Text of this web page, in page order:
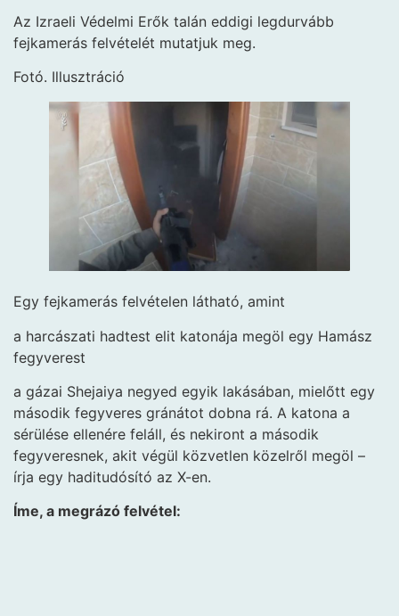
Az Izraeli Védelmi Erők talán eddigi legdurvább
fejkamerás felvételét mutatjuk meg.
Fotó. Illusztráció
Egy fejkamerás felvételen látható, amint
a harcászati hadtest elit katonája megöl egy Hamász
fegyverest
a gázai Shejaiya negyed egyik lakásában, mielőtt egy
második fegyveres gránátot dobna rá. A katona a
sérülése ellenére feláll, és nekiront a második
fegyveresnek, akit végül közvetlen közelről megöl –
írja egy haditudósító az X-en.
Íme, a megrázó felvétel: